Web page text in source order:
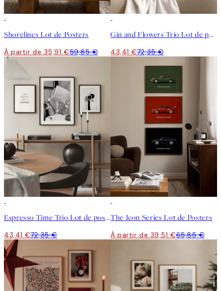
Shorelines Lot de Posters
À partir de 35,91 €59,85 €
Gin and Flowers Trio Lot de posters
43,41 €72,35 €
Espresso Time Trio Lot de posters
43,41 €72,35 €
The Icon Series Lot de Posters
À partir de 39,51 €65,85 €